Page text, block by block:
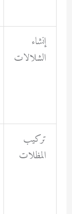
إنشاء
الشلالات
تركيب
المظلات